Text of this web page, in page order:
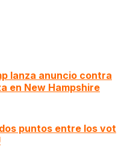
lanza anuncio contra
en New Hampshire
puntos entre los vot